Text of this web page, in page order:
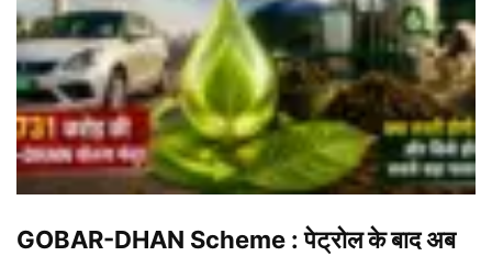
GOBAR-DHAN Scheme : पेट्रोल के बाद अब